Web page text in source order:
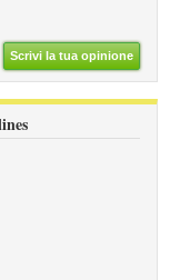
Scrivi la tua opinione